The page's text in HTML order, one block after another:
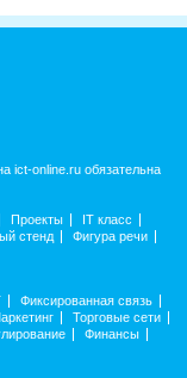
ict-online.ru обязательна
Проекты
IT класс
стенд
Фигура речи
Фиксированная связь
Торговые сети
Финансы